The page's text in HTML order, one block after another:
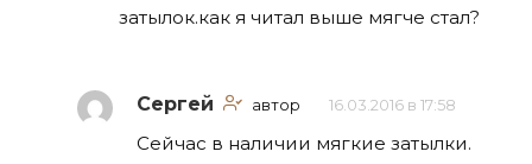
затылок.как я читал выше мягче стал?
Сергей автор 16.03.2016 в 17:58
Сейчас в наличии мягкие затылки.